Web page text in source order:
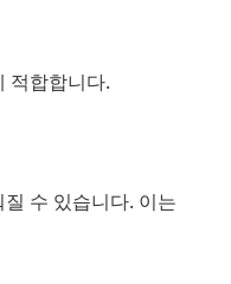
적합합니다.
수 있습니다. 이는